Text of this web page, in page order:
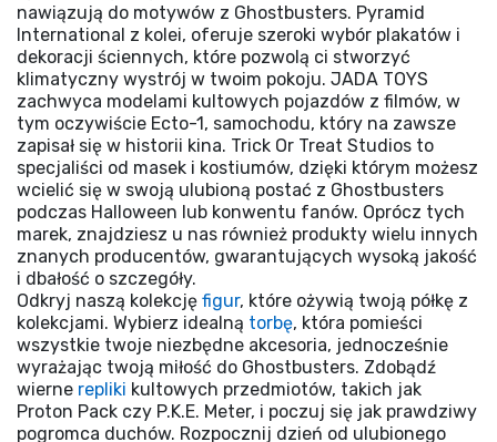
nawiązują do motywów z Ghostbusters. Pyramid
International z kolei, oferuje szeroki wybór plakatów i
dekoracji ściennych, które pozwolą ci stworzyć
klimatyczny wystrój w twoim pokoju. JADA TOYS
zachwyca modelami kultowych pojazdów z filmów, w
tym oczywiście Ecto-1, samochodu, który na zawsze
zapisał się w historii kina. Trick Or Treat Studios to
specjaliści od masek i kostiumów, dzięki którym możesz
wcielić się w swoją ulubioną postać z Ghostbusters
podczas Halloween lub konwentu fanów. Oprócz tych
marek, znajdziesz u nas również produkty wielu innych
znanych producentów, gwarantujących wysoką jakość
i dbałość o szczegóły.
Odkryj naszą kolekcję figur, które ożywią twoją półkę z
kolekcjami. Wybierz idealną torbę, która pomieści
wszystkie twoje niezbędne akcesoria, jednocześnie
wyrażając twoją miłość do Ghostbusters. Zdobądź
wierne repliki kultowych przedmiotów, takich jak
Proton Pack czy P.K.E. Meter, i poczuj się jak prawdziwy
pogromca duchów. Rozpocznij dzień od ulubionego